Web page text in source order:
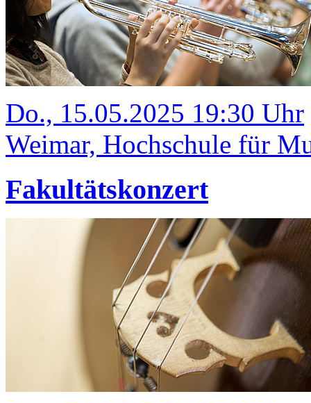
Do., 15.05.2025 19:30 Uhr
Weimar, Hochschule für
Fakultätskonzert